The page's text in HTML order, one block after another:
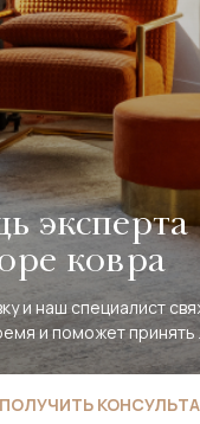
эксперта
ковра
и наш специалист
и поможет
ПОЛУЧИТЬ